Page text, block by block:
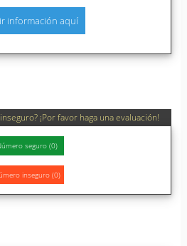
información aquí
¡Por favor haga una evaluación!